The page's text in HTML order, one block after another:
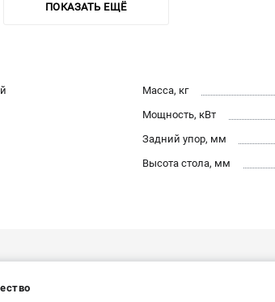
ПОКАЗАТЬ ЕЩЁ
Масса, кг
Мощность, кВт
Задний упор, мм
Высота стола, мм